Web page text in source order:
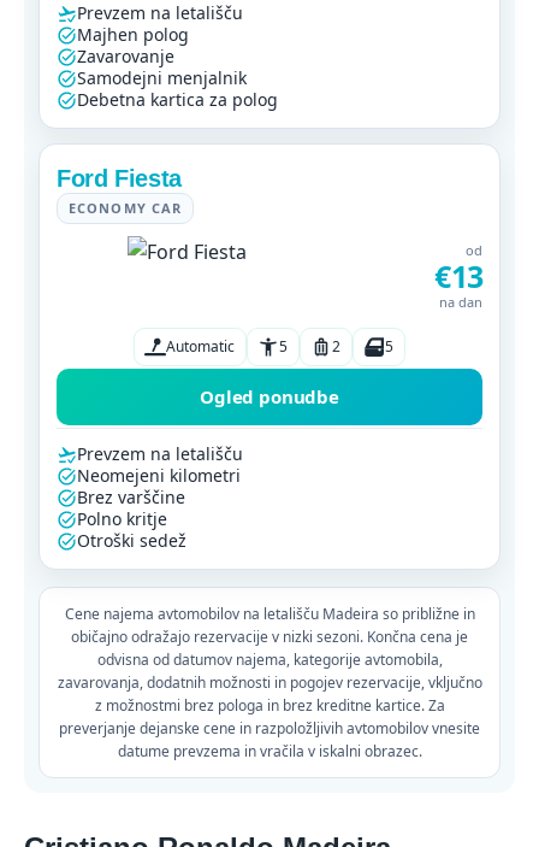
Prevzem na letališču
Majhen polog
Zavarovanje
Samodejni menjalnik
Debetna kartica za polog
Ford Fiesta
ECONOMY CAR
od
€13
na dan
Automatic 5 2 5
Ogled ponudbe
Prevzem na letališču
Neomejeni kilometri
Brez varščine
Polno kritje
Otroški sedež
Cene najema avtomobilov na letališču Madeira so približne in
običajno odražajo rezervacije v nizki sezoni. Končna cena je
odvisna od datumov najema, kategorije avtomobila,
zavarovanja, dodatnih možnosti in pogojev rezervacije, vključno
z možnostmi brez pologa in brez kreditne kartice. Za
preverjanje dejanske cene in razpoložljivih avtomobilov vnesite
datume prevzema in vračila v iskalni obrazec.